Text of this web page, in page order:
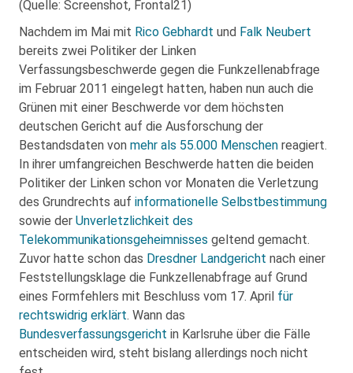
Nachdem im Mai mit Rico Gebhardt und Falk Neubert
bereits zwei Politiker der Linken
Verfassungsbeschwerde gegen die Funkzellenabfrage
im Februar 2011 eingelegt hatten, haben nun auch die
Grünen mit einer Beschwerde vor dem höchsten
deutschen Gericht auf die Ausforschung der
Bestandsdaten von mehr als 55.000 Menschen reagiert.
In ihrer umfangreichen Beschwerde hatten die beiden
Politiker der Linken schon vor Monaten die Verletzung
des Grundrechts auf informationelle Selbstbestimmung
sowie der Unverletzlichkeit des
Telekommunikationsgeheimnisses geltend gemacht.
Zuvor hatte schon das Dresdner Landgericht nach einer
Feststellungsklage die Funkzellenabfrage auf Grund
eines Formfehlers mit Beschluss vom 17. April für
rechtswidrig erklärt. Wann das
Bundesverfassungsgericht in Karlsruhe über die Fälle
entscheiden wird, steht bislang allerdings noch nicht